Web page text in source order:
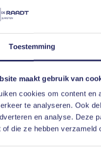
Toestemming
maakt gebruik van
cookies om content en
te analyseren. Ook
en analyse. Deze
of die ze hebben
Geen reacties